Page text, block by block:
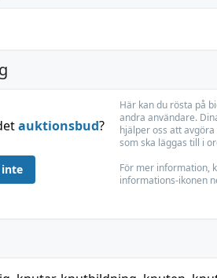
auktionsbud?
Här kan du rösta på
andra användare.
hjälper oss att
som ska läggas till i
För mer information,
informations-ikonen